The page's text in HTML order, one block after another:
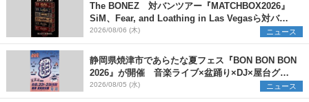
The BONEZ 対バンツアー『MATCHBOX2026』
SiM、Fear, and Loathing in Las Vegasら対バン
アーティストを一斉解禁
2026/08/06 (木) ニュース
静岡県焼津市であらたな夏フェス『BON BON BON
2026』が開催 音楽ライブ×盆踊り×DJ×屋台グル
メ×ランタンナイトで彩る2日間
2026/08/05 (水) ニュース